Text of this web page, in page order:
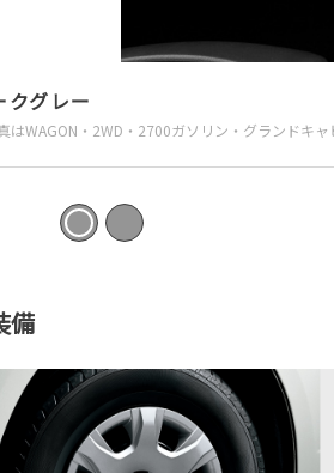
クグレー
はWAGON・2WD・2700ガソリン・グランドキ
備